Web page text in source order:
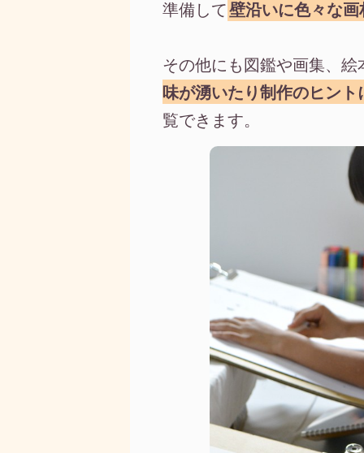
準備して壁沿いに色々な画
その他にも図鑑や画集、
味が湧いたり制作のヒン
覧できます。